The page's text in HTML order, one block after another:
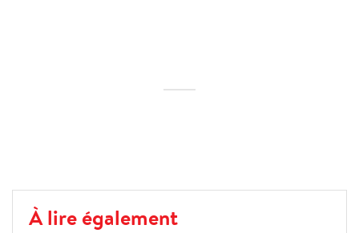
À lire également